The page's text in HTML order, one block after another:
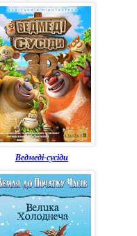
Ведмеді-сусіди